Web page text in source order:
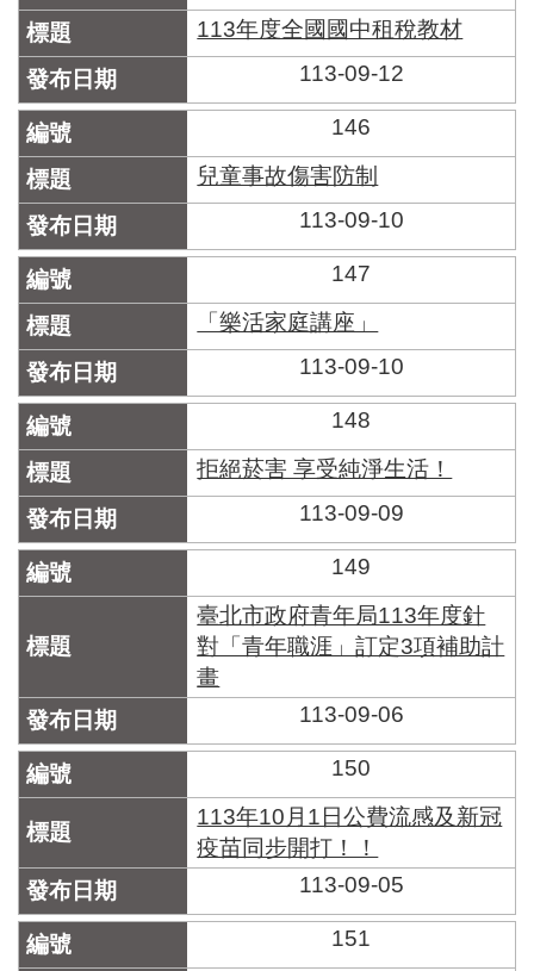
冊
113年度全國國中租稅教材
113-09-12
146
兒童事故傷害防制
113-09-10
147
「樂活家庭講座」
113-09-10
148
拒絕菸害 享受純淨生活！
113-09-09
149
臺北市政府青年局113年度針
對「青年職涯」訂定3項補助計
畫
113-09-06
150
113年10月1日公費流感及新冠
疫苗同步開打！！
113-09-05
151